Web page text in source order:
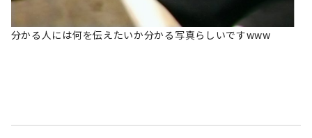
分かる人には何を伝えたいか分かる写真らしいですwww